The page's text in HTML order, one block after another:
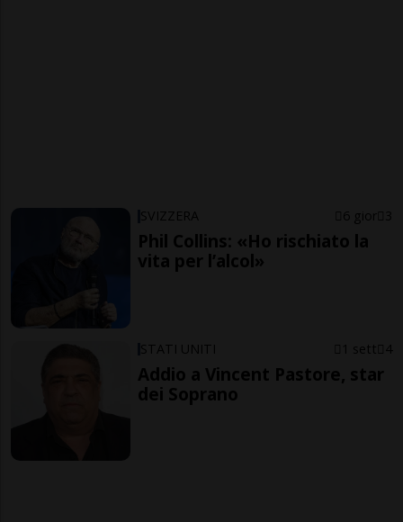
SVIZZERA 6 gior 3
Phil Collins: «Ho rischiato la
vita per l’alcol»
STATI UNITI 1 sett 4
Addio a Vincent Pastore, star
dei Soprano